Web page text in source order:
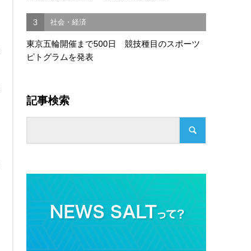
3 社会・経済
東京五輪開催まで500日 競技種目のスポーツ
ピトグラムを発表
記事検索